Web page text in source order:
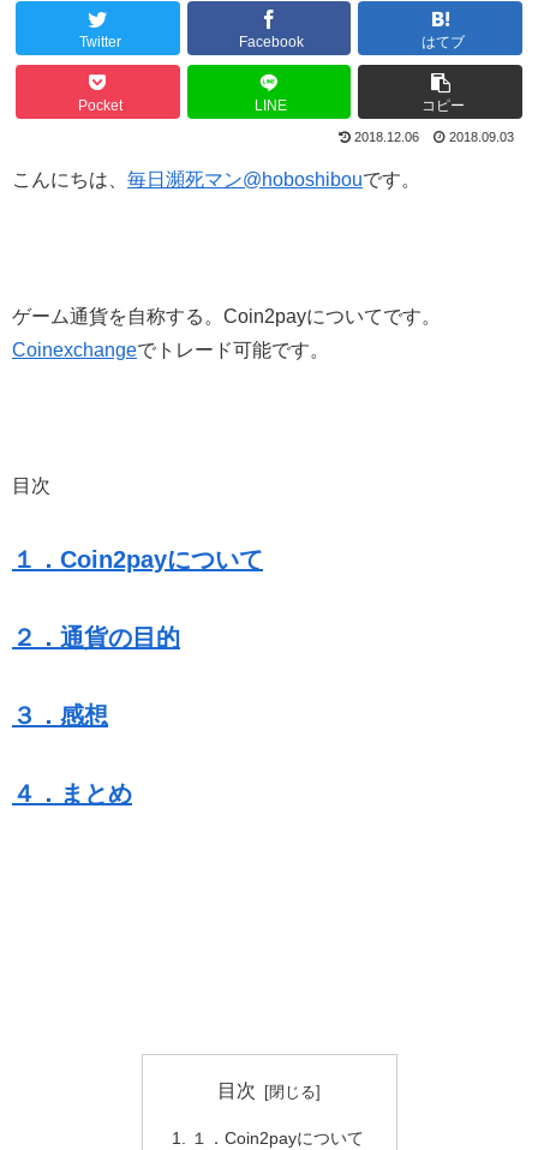
Twitter Facebook はてブ
Pocket LINE コピー
2018.12.06 2018.09.03
こんにちは、 毎日瀕死マン@hoboshibouです。
ゲーム通貨を自称する。Coin2payについてです。
Coinexchangeでトレード可能です。
目次
１．Coin2payについて
２．通貨の目的
３．感想
４．まとめ
目次
１．Coin2payについて